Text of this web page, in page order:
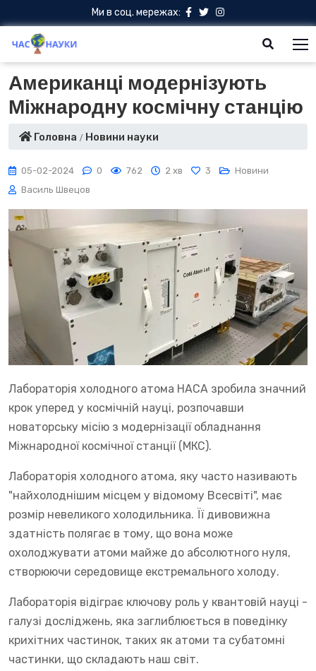
Ми в соц. мережах:
Американці модернізують
Міжнародну космічну станцію
Головна Новини науки
05-02-2024 0 762 2 хв 3
Новини
Василь Швецов
Лабораторія холодного атома НАСА зробила значний
крок уперед у космічній науці, розпочавши
новаторську місію з модернізації обладнання
Міжнародної космічної станції (МКС).
Лабораторія холодного атома, яку часто називають
"найхолоднішим місцем у відомому Всесвіті", має
розмір невеликого холодильника. Її дивовижна
здатність полягає в тому, що вона може
охолоджувати атоми майже до абсолютного нуля,
створюючи середовище екстремального холоду.
Лабораторія відіграє ключову роль у квантовій науці -
галузі досліджень, яка заглиблюється в поведінку
крихітних частинок, таких як атоми та субатомні
частинки, що складають наш світ.